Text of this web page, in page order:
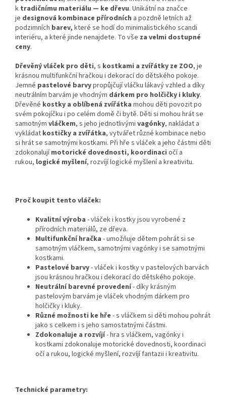
k tradičnímu materiálu — ke dřevu. Unikátní na značce
je designová kombinace přírodních a pozdně letních až
podzimních barev, které se hodí do minimalistického scandi
interiéru, a které jinde nenajdete. To vše za velmi dostupné
ceny.
Dřevěný vláček pro děti, s kostkami a zvířátky ze ZOO, je
krásnou multifunkční hračkou i dekorací do dětského pokoje.
Jemné pastelové barvypropůjčují vláčku lákavý vzhled a díky
neutrálním barvám je vhodným dárkem pro holčičky i kluky.
Dřevěné kostky a oblíbená zvířátka mohou děti povozit po
svém pokojíčku i po celém domě či bytě. Děti si mohou hrát se
samotným vláčkem, s jeho jednotlivými vagónky, nakládat a
vykládat kostičky a zvířátka, vytvářet různé kombinace nebo
si hrát se samotnými kostkami. Při hře s vláček a jeho částmi děti
zdokonalujímotorické dovednosti, koordinaci očí a
rukou, logické myšlení, rozvíjí logické myšlení a kreativitu.
Proč koupit tento vláček:
Kvalitní výroba - vláček i kostky jsou vyrobené z
přírodních materiálů, ze dřeva.
Multifunkční hračka - umožňuje dětem pohrát si se
samotným vláčkem, samotnými vagónky i se samotnými
kostkami.
Pastelové barvy- vláček i kostky v pastelových barvách
jsou krásnou hračkou i dekorací do dětského pokoje.
Neutrální barevné provedení- díky krásným
pastelovým barvám je vláček vhodným dárkem pro
holčičky i kluky.
Různé možnosti ke hře - s vláčkem si děti mohou pohrát
jako s celkem i s jeho samostatnými částmi.
Zdokonaluje a rozvíjí- hra s vláčkem, vagónky i
kostkami zdokonaluje motorické dovednosti, koordinaci
očí a rukou, logické myšlení, rozvíjí fantazii i kreativitu.
Technické parametry: